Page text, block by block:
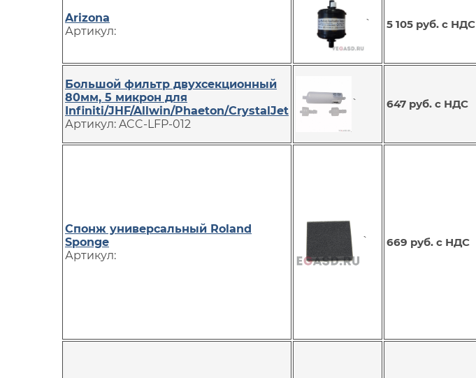
Arizona
Артикул:
` 5 105 руб. с НДС
Большой фильтр двухсекционный
80мм, 5 микрон для
Infiniti/JHF/Allwin/Phaeton/CrystalJet
Артикул: ACC-LFP-012
` 647 руб. с НДС
Спонж универсальный Roland
Sponge
Артикул:
` 669 руб. с НДС